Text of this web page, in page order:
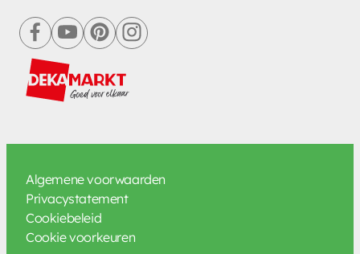
facebookyoutubepinterestinstagram
Algemene voorwaarden
Privacystatement
Cookiebeleid
Cookie voorkeuren